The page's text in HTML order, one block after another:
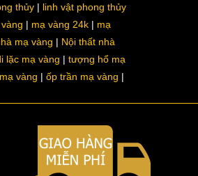
thủy
linh vật phong thủy
mạ vàng 24k
mạ
mạ vàng
Nội thất nhà
lặc mạ vàng
tượng hổ mạ
vàng ốp trần mạ vàng